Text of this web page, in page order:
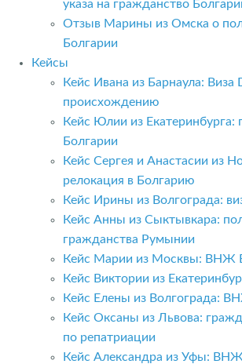
указа на гражданство
Отзыв Марины из Омска о
Болгарии
Кейсы
Кейс Ивана из Барнаула: Виза
происхождению
Кейс Юлии из Екатеринбурга:
Болгарии
Кейс Сергея и Анастасии из
релокация в Болгарию
Кейс Ирины из Волгограда:
Кейс Анны из Сыктывкара:
гражданства Румынии
Кейс Марии из Москвы: ВНЖ
Кейс Виктории из
Кейс Елены из Волгограда:
Кейс Оксаны из Львова:
по репатриации
Кейс Александра из Уфы: